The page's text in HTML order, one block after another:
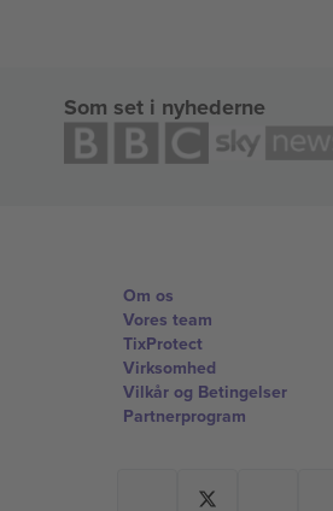
Som set i nyhederne
Om os
Vores team
TixProtect
Virksomhed
Vilkår og Betingelser
Partnerprogram